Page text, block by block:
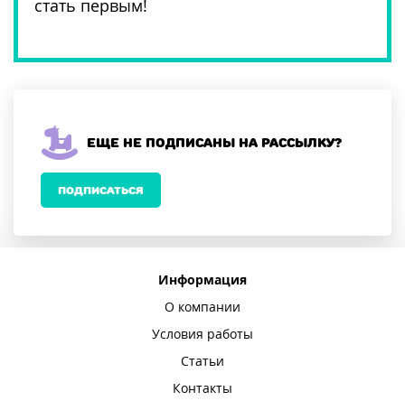
стать первым!
Еще не подписаны на рассылку?
ПОДПИСАТЬСЯ
Информация
О компании
Условия работы
Статьи
Контакты